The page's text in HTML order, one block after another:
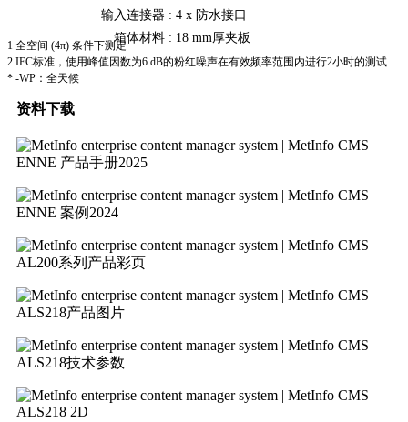
输入连接器 : 4 x 防水接口
箱体材料 : 18 mm厚夹板
1 全空间 (4π) 条件下测定
2 IEC标准，使用峰值因数为6 dB的粉红噪声在有效频率范围内进行2小时的测试
* -WP：全天候
资料下载
ENNE 产品手册2025
ENNE 案例2024
AL200系列产品彩页
ALS218产品图片
ALS218技术参数
ALS218 2D